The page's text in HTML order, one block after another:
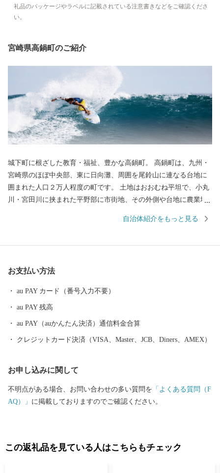
礼品のパッケージやラベルに記載されている注意書きなどをご確認くださ
い。
宮崎県高鍋町のご紹介
城下町に根ざした教育・福祉、豊かな高鍋町。 高鍋町は、九州・
宮崎県のほぼ中央部、東に日向灘、周囲を尾鈴山に連なる台地に
囲まれた人口２万人程度の町です。 土地はおおむね平坦で、小丸
川・宮田川に挟まれた平野部に市街地、その外側や台地に農業地
が、西都市・児湯郡地域の拠点として行政機関、商業施設等が集
に対し子どもの数に応じて米等を支給するなど、教育・福祉の面
で先進的な統治がおこなわれていました。また、江戸時代屈指の
ます。 明治以降も教育・福祉の気風は残り、日本最初の孤児院を
設立し３千人を超える孤児を救済した石井十次、徳川将軍や明治
天皇の教師役を務めた秋月種樹公を始め、司法の世界で活躍した
た。
自治体紹介をもっと見る
お支払い方法
au PAY カード（番号入力不要）
au PAY 残高
au PAY（auかんたん決済）通信料金合算
クレジットカード決済（VISA、Master、JCB、Diners、AMEX）
お申し込みに関して
不明点がある場合、お問い合わせの多い質問を 「よくある質問（F
AQ）」 に掲載しておりますのでご確認ください。
この返礼品を見ている人はこちらもチェック